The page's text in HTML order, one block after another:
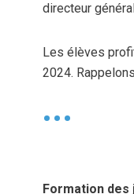
directeur
Les élèves
2024.
•
Formation des